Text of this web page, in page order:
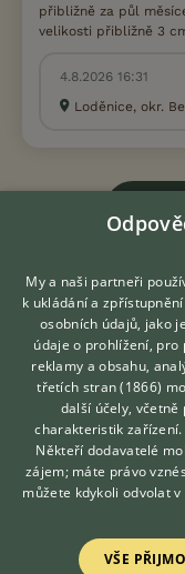
přibližně za půl
velikosti přibližně 3
4.8.2026 16:31
Loděnice, okr.
My a naši partneři
k ukládání a
osobních údajů, jako
údaje o prohlížení, pro
reklamy a obsahu,
třetích stran (1866)
další účely, včetně
charakteristik zařízení.
Někteří dodavatelé
zájem; máte právo
můžete kdykoli odvolat v
VŠE